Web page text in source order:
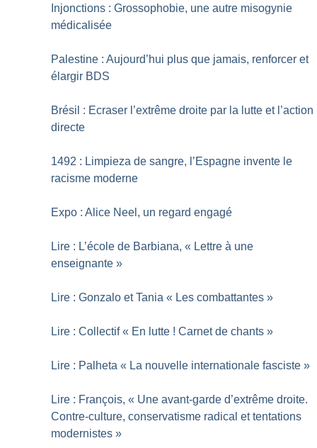
Injonctions : Grossophobie, une autre misogynie
médicalisée
Palestine : Aujourd’hui plus que jamais, renforcer et
élargir BDS
Brésil : Ecraser l’extrême droite par la lutte et l’action
directe
1492 : Limpieza de sangre, l’Espagne invente le
racisme moderne
Expo : Alice Neel, un regard engagé
Lire : L’école de Barbiana, « Lettre à une
enseignante »
Lire : Gonzalo et Tania « Les combattantes »
Lire : Collectif « En lutte ! Carnet de chants »
Lire : Palheta « La nouvelle internationale fasciste »
Lire : François, « Une avant-garde d’extrême droite.
Contre-culture, conservatisme radical et tentations
modernistes »